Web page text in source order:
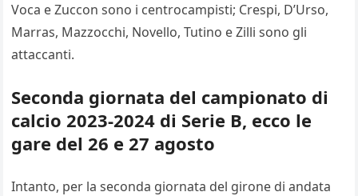
Voca e Zuccon sono i centrocampisti; Crespi, D’Urso,
Marras, Mazzocchi, Novello, Tutino e Zilli sono gli
attaccanti.
Seconda giornata del campionato di
calcio 2023-2024 di Serie B, ecco le
gare del 26 e 27 agosto
Intanto, per la seconda giornata del girone di andata